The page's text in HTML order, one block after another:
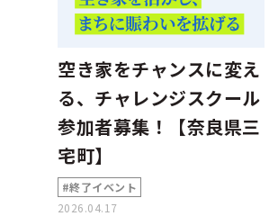
空き家をチャンスに変え
る、チャレンジスクール
参加者募集！【奈良県三
宅町】
#終了イベント
2026.04.17